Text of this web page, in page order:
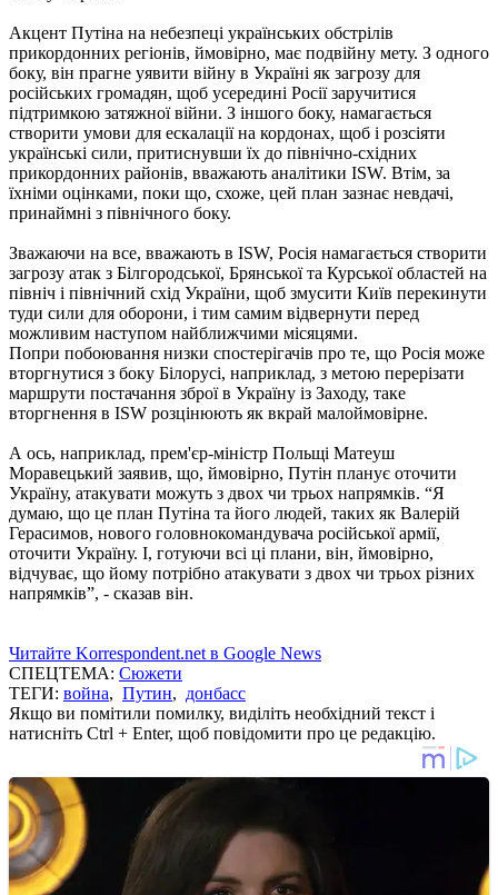
Акцент Путіна на небезпеці українських обстрілів
прикордонних регіонів, ймовірно, має подвійну мету. З одного
боку, він прагне уявити війну в Україні як загрозу для
російських громадян, щоб усередині Росії заручитися
підтримкою затяжної війни. З іншого боку, намагається
створити умови для ескалації на кордонах, щоб і розсіяти
українські сили, притиснувши їх до північно-східних
прикордонних районів, вважають аналітики ISW. Втім, за
їхніми оцінками, поки що, схоже, цей план зазнає невдачі,
принаймні з північного боку.
Зважаючи на все, вважають в ISW, Росія намагається створити
загрозу атак з Білгородської, Брянської та Курської областей на
північ і північний схід України, щоб змусити Київ перекинути
туди сили для оборони, і тим самим відвернути перед
можливим наступом найближчими місяцями.
Попри побоювання низки спостерігачів про те, що Росія може
вторгнутися з боку Білорусі, наприклад, з метою перерізати
маршрути постачання зброї в Україну із Заходу, таке
вторгнення в ISW розцінюють як вкрай малоймовірне.
А ось, наприклад, прем'єр-міністр Польщі Матеуш
Моравецький заявив, що, ймовірно, Путін планує оточити
Україну, атакувати можуть з двох чи трьох напрямків. “Я
думаю, що це план Путіна та його людей, таких як Валерій
Герасимов, нового головнокомандувача російської армії,
оточити Україну. І, готуючи всі ці плани, він, ймовірно,
відчуває, що йому потрібно атакувати з двох чи трьох різних
напрямків”, - сказав він.
Читайте Korrespondent.net в Google News
СПЕЦТЕМА: Сюжети
ТЕГИ: война, Путин, донбасс
Якщо ви помітили помилку, виділіть необхідний текст і
натисніть Ctrl + Enter, щоб повідомити про це редакцію.